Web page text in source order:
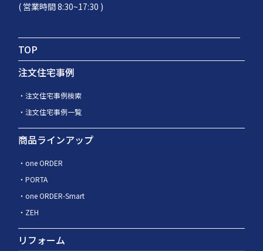
( 営業時間 8:30~17:30 )
TOP
注文住宅事例
注文住宅事例検索
注文住宅事例一覧
商品ラインアップ
one ORDER
PORTA
one ORDER-Smart
ZEH
リフォーム